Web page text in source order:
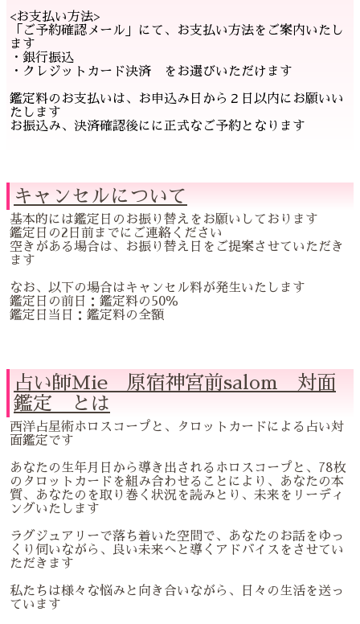
<お支払い方法>
「ご予約確認メール」にて、お支払い方法をご案内いたし
ます
・銀行振込
・クレジットカード決済 をお選びいただけます
鑑定料のお支払いは、お申込み日から２日以内にお願いい
たします
お振込み、決済確認後にに正式なご予約となります
キャンセルについて
基本的には鑑定日のお振り替えをお願いしております
鑑定日の2日前までにご連絡ください
空きがある場合は、お振り替え日をご提案させていただき
ます
なお、以下の場合はキャンセル料が発生いたします
鑑定日の前日：鑑定料の50％
鑑定日当日：鑑定料の全額
占い師Mie 原宿神宮前salom 対面
鑑定 とは
西洋占星術ホロスコープと、タロットカードによる占い対
面鑑定です
あなたの生年月日から導き出されるホロスコープと、78枚
のタロットカードを組み合わせることにより、あなたの本
質、あなたのを取り巻く状況を読みとり、未来をリーディ
ングいたします
ラグジュアリーで落ち着いた空間で、あなたのお話をゆっ
くり伺いながら、良い未来へと導くアドバイスをさせてい
ただきます
私たちは様々な悩みと向き合いながら、日々の生活を送っ
ています